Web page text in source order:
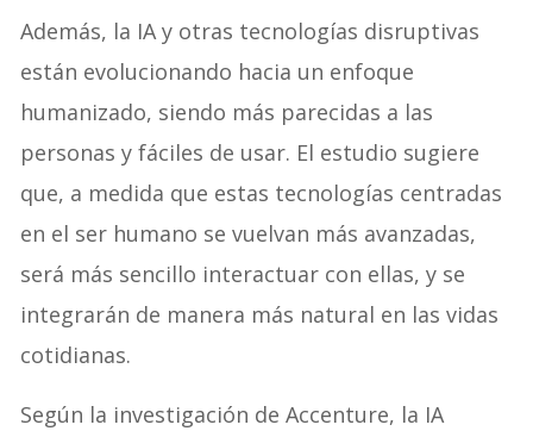
Además, la IA y otras tecnologías disruptivas
están evolucionando hacia un enfoque
humanizado, siendo más parecidas a las
personas y fáciles de usar. El estudio sugiere
que, a medida que estas tecnologías centradas
en el ser humano se vuelvan más avanzadas,
será más sencillo interactuar con ellas, y se
integrarán de manera más natural en las vidas
cotidianas.
Según la investigación de Accenture, la IA